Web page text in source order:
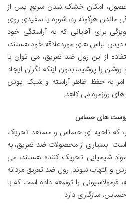
محصول، امکان خشک شدن سریع پس از
ماندن هرگونه رد، شوره یا سفیدی روی
برای آقایانی که به آراستگی خود
لباس های موردعلاقه خود هستند،
از این رول ضد تعریق، می توان با
را پوشید، بدون اینکه نگران ایجاد
امر به حفظ ظاهر آراسته و شیک پوش
روزمره می کاهد.
پوست های حساس
که ناحیه ای حساس و مستعد تحریک
است. بسیاری از محصولات ضد تعریق، به
شیمیایی تحریک کننده هستند، می
و التهاب شوند. رول ضد تعریق مردانه
فرمولاسیونی را توسعه داده است که با
سازگاری دارد.